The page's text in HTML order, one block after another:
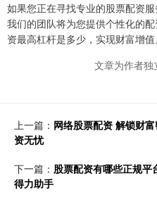
如果您正在寻找专业的股票配资
我们的团队将为您提供个性化的
资最高杠杆是多少，实现财富增值
文章为作者
上一篇： 网络股票配资 解锁财
资无忧
下一篇： 股票配资有哪些正规
得力助手